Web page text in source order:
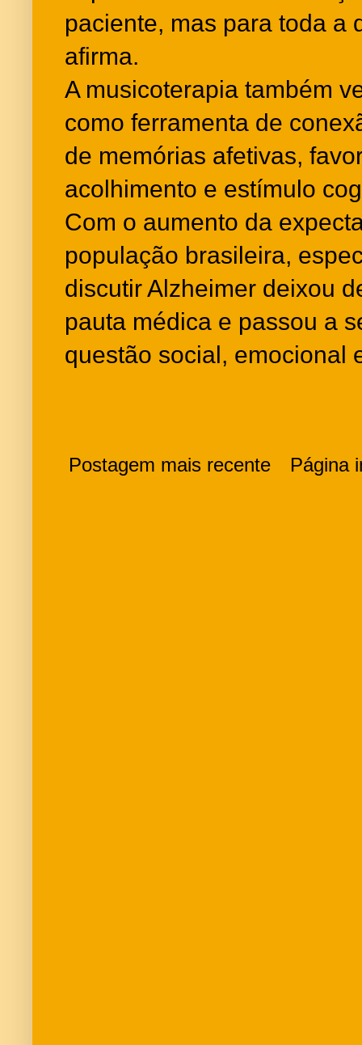
paciente, mas para toda a
afirma.
A musicoterapia também
como ferramenta de
de memórias afetivas,
acolhimento e estímulo
Com o aumento da
população brasileira,
discutir Alzheimer deixou
pauta médica e passou a
questão social, emocional
Postagem mais recente Página